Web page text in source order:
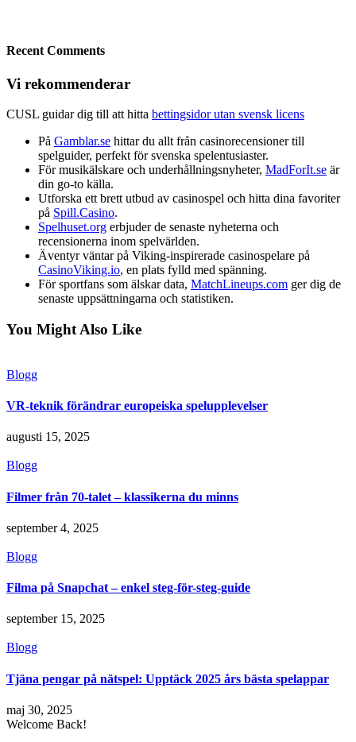
Recent Comments
Vi rekommenderar
CUSL guidar dig till att hitta bettingsidor utan svensk licens
På Gamblar.se hittar du allt från casinorecensioner till
spelguider, perfekt för svenska spelentusiaster.
För musikälskare och underhållningsnyheter, MadForIt.se är
din go-to källa.
Utforska ett brett utbud av casinospel och hitta dina favoriter
på Spill.Casino.
Spelhuset.org erbjuder de senaste nyheterna och
recensionerna inom spelvärlden.
Äventyr väntar på Viking-inspirerade casinospelare på
CasinoViking.io, en plats fylld med spänning.
För sportfans som älskar data, MatchLineups.com ger dig de
senaste uppsättningarna och statistiken.
You Might Also Like
Blogg
VR-teknik förändrar europeiska spelupplevelser
augusti 15, 2025
Blogg
Filmer från 70-talet – klassikerna du minns
september 4, 2025
Blogg
Filma på Snapchat – enkel steg-för-steg-guide
september 15, 2025
Blogg
Tjäna pengar på nätspel: Upptäck 2025 års bästa spelappar
maj 30, 2025
Welcome Back!